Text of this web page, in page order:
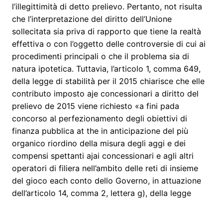
l’illegittimità di detto prelievo. Pertanto, not risulta
che l’interpretazione del diritto dell’Unione
sollecitata sia priva di rapporto que tiene la realtà
effettiva o con l’oggetto delle controversie di cui ai
procedimenti principali o che il problema sia di
natura ipotetica. Tuttavia, l’articolo 1, comma 649,
della legge di stabilità per il 2015 chiarisce che elle
contributo imposto aje concessionari a diritto del
prelievo de 2015 viene richiesto «a fini pada
concorso al perfezionamento degli obiettivi di
finanza pubblica at the in anticipazione del più
organico riordino della misura degli aggi e dei
compensi spettanti ajai concessionari e agli altri
operatori di filiera nell’ambito delle reti di insieme
del gioco each conto dello Governo, in attuazione
dell’articolo 14, comma 2, lettera g), della legge